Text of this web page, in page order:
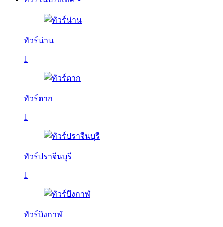
ทัวร์น่าน
1
ทัวร์ตาก
1
ทัวร์ปราจีนบุรี
1
ทัวร์บึงกาฬ